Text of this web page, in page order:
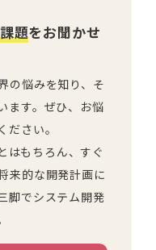
題をお聞かせ
の悩みを知り、そ
ます。ぜひ、お悩
さい。
もちろん、すぐ
来的な開発計画に
脚でシステム開発